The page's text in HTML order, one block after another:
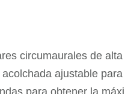
circumaurales de
ajustable
para obtener la